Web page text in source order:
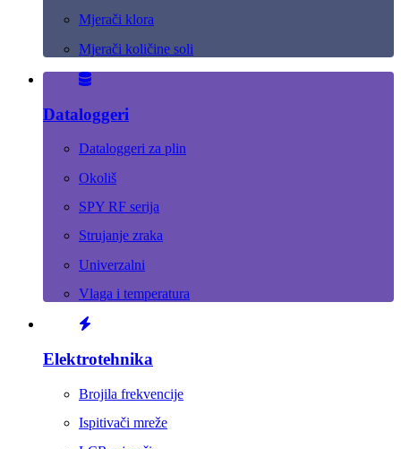
Mjerači klora
Mjerači količine soli
Dataloggeri
Dataloggeri za plin
Okoliš
SPY RF serija
Strujanje zraka
Univerzalni
Vlaga i temperatura
Elektrotehnika
Brojila frekvencije
Ispitivači mreže